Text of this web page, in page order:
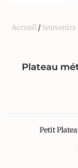
Accueil/
Plateau
Petit